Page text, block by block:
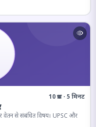
10 प्रश्न · 5 मिनट
वेतन से संबंधित विषय। UPSC और